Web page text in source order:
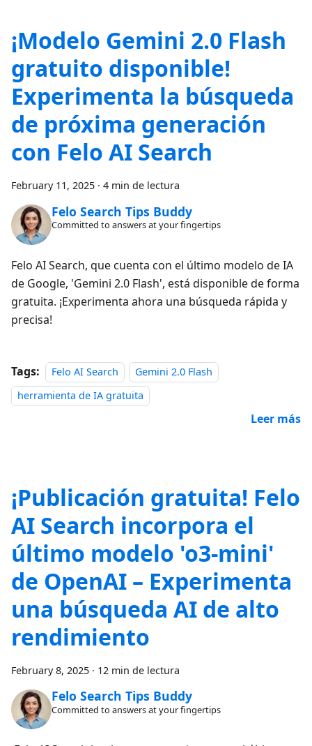
¡Modelo Gemini 2.0 Flash
gratuito disponible!
Experimenta la búsqueda
de próxima generación
con Felo AI Search
February 11, 2025 · 4 min de lectura
Felo Search Tips Buddy
Committed to answers at your fingertips
Felo AI Search, que cuenta con el último modelo de IA
de Google, 'Gemini 2.0 Flash', está disponible de forma
gratuita. ¡Experimenta ahora una búsqueda rápida y
precisa!
Tags: Felo AI Search
Gemini 2.0 Flash
herramienta de IA gratuita
Leer más
¡Publicación gratuita! Felo
AI Search incorpora el
último modelo 'o3-mini'
de OpenAI – Experimenta
una búsqueda AI de alto
rendimiento
February 8, 2025 · 12 min de lectura
Felo Search Tips Buddy
Committed to answers at your fingertips